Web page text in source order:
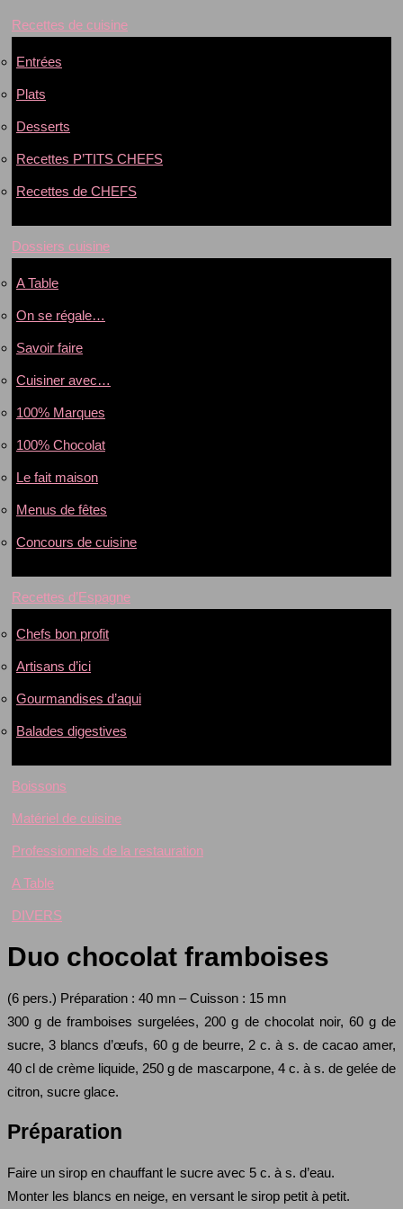
Recettes de cuisine
Entrées
Plats
Desserts
Recettes P’TITS CHEFS
Recettes de CHEFS
Dossiers cuisine
A Table
On se régale…
Savoir faire
Cuisiner avec…
100% Marques
100% Chocolat
Le fait maison
Menus de fêtes
Concours de cuisine
Recettes d’Espagne
Chefs bon profit
Artisans d’ici
Gourmandises d’aqui
Balades digestives
Boissons
Matériel de cuisine
Professionnels de la restauration
A Table
DIVERS
Duo chocolat framboises
(6 pers.) Préparation : 40 mn – Cuisson : 15 mn
300 g de framboises surgelées, 200 g de chocolat noir, 60 g de
sucre, 3 blancs d’œufs, 60 g de beurre, 2 c. à s. de cacao amer,
40 cl de crème liquide, 250 g de mascarpone, 4 c. à s. de gelée de
citron, sucre glace.
Préparation
Faire un sirop en chauffant le sucre avec 5 c. à s. d’eau.
Monter les blancs en neige, en versant le sirop petit à petit.